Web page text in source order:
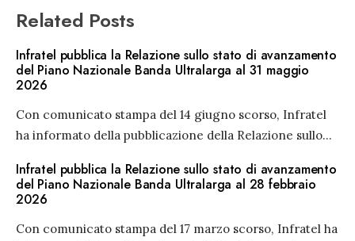
Related Posts
Infratel pubblica la Relazione sullo stato di avanzamento
del Piano Nazionale Banda Ultralarga al 31 maggio
2026
Con comunicato stampa del 14 giugno scorso, Infratel
ha informato della pubblicazione della Relazione sullo...
Infratel pubblica la Relazione sullo stato di avanzamento
del Piano Nazionale Banda Ultralarga al 28 febbraio
2026
Con comunicato stampa del 17 marzo scorso, Infratel ha